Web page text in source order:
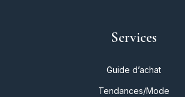
Services
Guide d’achat
Tendances/Mode